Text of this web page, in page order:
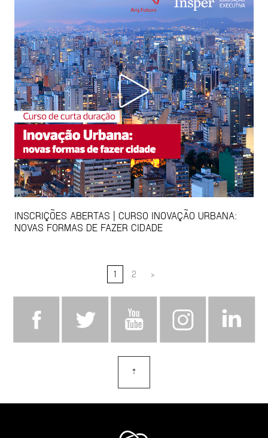
INSCRIÇÕES ABERTAS | CURSO INOVAÇÃO URBANA:
NOVAS FORMAS DE FAZER CIDADE
1 2 >
⇡